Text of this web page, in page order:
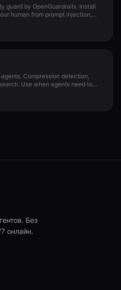
guard by OpenGuardrails. Install
human from prompt injection,
Compression detection,
Use when agents need to
or track memory usage
Без
онлайн.